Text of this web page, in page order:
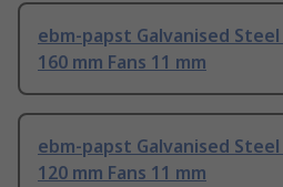
ebm-papst Galvanised
160 mm Fans 11 mm
ebm-papst Galvanised
120 mm Fans 11 mm